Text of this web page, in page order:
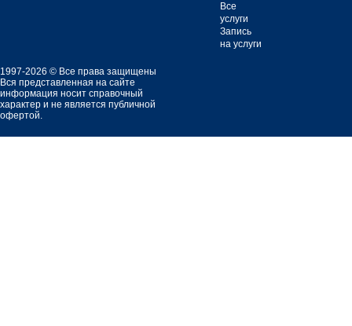
Все
услуги
Запись
на услуги
1997-2026 © Все права защищены
Вся представленная на сайте
информация носит справочный
характер и не является публичной
офертой.